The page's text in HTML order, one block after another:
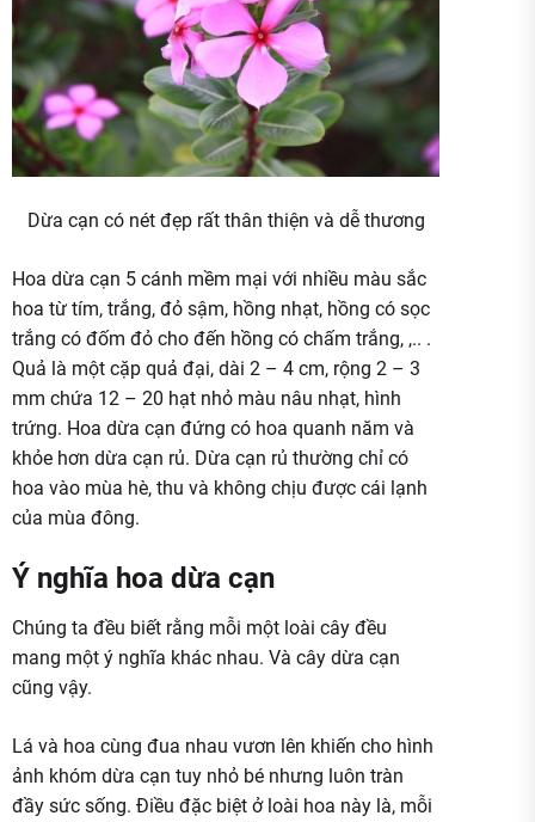
Dừa cạn có nét đẹp rất thân thiện và dễ thương
Hoa dừa cạn 5 cánh mềm mại với nhiều màu sắc
hoa từ tím, trắng, đỏ sậm, hồng nhạt, hồng có sọc
trắng có đốm đỏ cho đến hồng có chấm trắng, ,.. .
Quả là một cặp quả đại, dài 2 – 4 cm, rộng 2 – 3
mm chứa 12 – 20 hạt nhỏ màu nâu nhạt, hình
trứng. Hoa dừa cạn đứng có hoa quanh năm và
khỏe hơn dừa cạn rủ. Dừa cạn rủ thường chỉ có
hoa vào mùa hè, thu và không chịu được cái lạnh
của mùa đông.
Ý nghĩa hoa dừa cạn
Chúng ta đều biết rằng mỗi một loài cây đều
mang một ý nghĩa khác nhau. Và cây dừa cạn
cũng vậy.
Lá và hoa cùng đua nhau vươn lên khiến cho hình
ảnh khóm dừa cạn tuy nhỏ bé nhưng luôn tràn
đầy sức sống. Điều đặc biệt ở loài hoa này là, mỗi